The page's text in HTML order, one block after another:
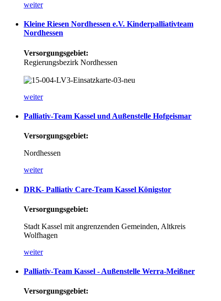
weiter
Kleine Riesen Nordhessen e.V. Kinderpalliativteam
Nordhessen
Versorgungsgebiet:
Regierungsbezirk Nordhessen
weiter
Palliativ-Team Kassel und Außenstelle Hofgeismar
Versorgungsgebiet:
Nordhessen
weiter
DRK- Palliativ Care-Team Kassel Königstor
Versorgungsgebiet:
Stadt Kassel mit angrenzenden Gemeinden, Altkreis
Wolfhagen
weiter
Palliativ-Team Kassel - Außenstelle Werra-Meißner
Versorgungsgebiet: